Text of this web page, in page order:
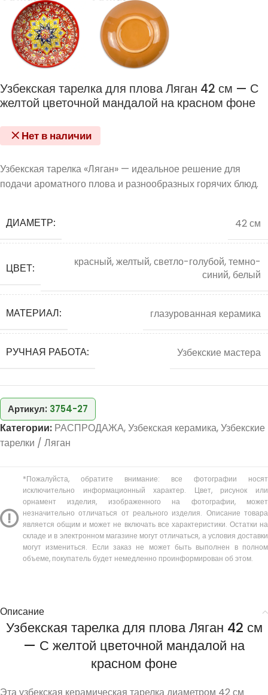
Узбекская тарелка для плова Ляган 42 см — С
желтой цветочной мандалой на красном фоне
Нет в наличии
Узбекская тарелка «Ляган» — идеальное решение для
подачи ароматного плова и разнообразных горячих блюд.
ДИАМЕТР: 42 см
ЦВЕТ:
красный, желтый, светло-голубой, темно-
синий, белый
МАТЕРИАЛ: глазурованная керамика
РУЧНАЯ РАБОТА: Узбекские мастера
Артикул: 3754-27
Категории: РАСПРОДАЖА,Узбекская керамика,Узбекские
тарелки / Ляган
*Пожалуйста, обратите внимание: все фотографии носят
исключительно информационный характер. Цвет, рисунок или
орнамент изделия, изображенного на фотографии, может
незначительно отличаться от реального изделия. Описание товара
является общим и может не включать все характеристики. Остатки на
складе и в электронном магазине могут отличаться, а условия доставки
могут измениться. Если заказ не может быть выполнен в полном
объеме, покупатель будет немедленно проинформирован об этом.
Описание
Узбекская тарелка для плова Ляган 42 см
— С желтой цветочной мандалой на
красном фоне